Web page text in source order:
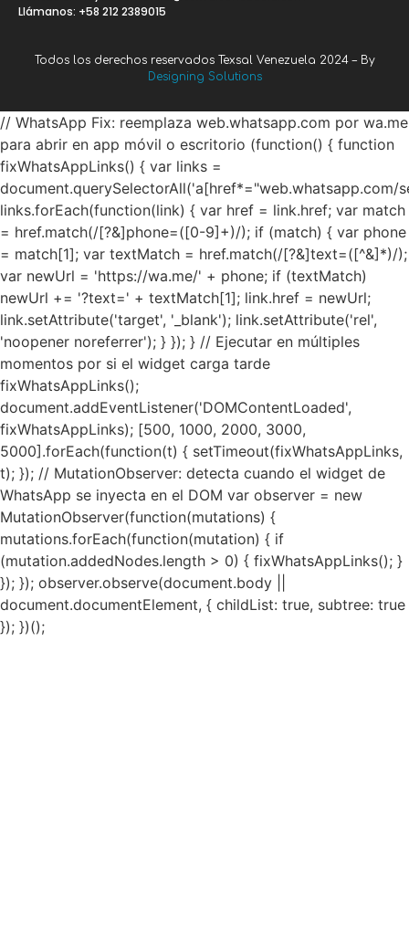
Llámanos: +58 212 2389015
Todos los derechos reservados Texsal Venezuela 2024 – By
Designing Solutions
// WhatsApp Fix: reemplaza web.whatsapp.com por wa.me
para abrir en app móvil o escritorio (function() { function
fixWhatsAppLinks() { var links =
document.querySelectorAll('a[href*="web.whatsapp.com/
links.forEach(function(link) { var href = link.href; var match
= href.match(/[?&]phone=([0-9]+)/); if (match) { var phone
= match[1]; var textMatch = href.match(/[?&]text=([^&]*)/);
var newUrl = 'https://wa.me/' + phone; if (textMatch)
newUrl += '?text=' + textMatch[1]; link.href = newUrl;
link.setAttribute('target', '_blank'); link.setAttribute('rel',
'noopener noreferrer'); } }); } // Ejecutar en múltiples
momentos por si el widget carga tarde
fixWhatsAppLinks();
document.addEventListener('DOMContentLoaded',
fixWhatsAppLinks); [500, 1000, 2000, 3000,
5000].forEach(function(t) { setTimeout(fixWhatsAppLinks,
t); }); // MutationObserver: detecta cuando el widget de
WhatsApp se inyecta en el DOM var observer = new
MutationObserver(function(mutations) {
mutations.forEach(function(mutation) { if
(mutation.addedNodes.length > 0) { fixWhatsAppLinks(); }
}); }); observer.observe(document.body ||
document.documentElement, { childList: true, subtree: true
}); })();